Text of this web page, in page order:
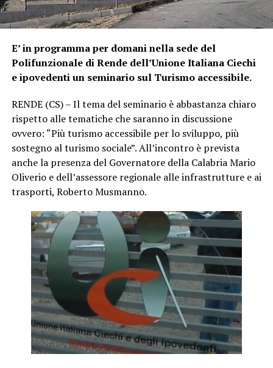
E’ in programma per domani nella sede del
Polifunzionale di Rende dell’Unione Italiana Ciechi
e ipovedenti un seminario sul Turismo accessibile.
RENDE (CS) – Il tema del seminario è abbastanza chiaro
rispetto alle tematiche che saranno in discussione
ovvero: “Più turismo accessibile per lo sviluppo, più
sostegno al turismo sociale”. All’incontro è prevista
anche la presenza del Governatore della Calabria Mario
Oliverio e dell’assessore regionale alle infrastrutture e ai
trasporti, Roberto Musmanno.